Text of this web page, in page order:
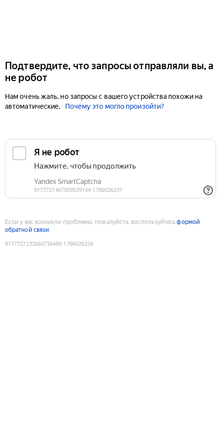
Подтвердите, что запросы отправляли вы, а
не робот
Нам очень жаль, но запросы с вашего устройства похожи на
автоматические.
Почему это могло произойти?
Если у вас возникли проблемы, пожалуйста, воспользуйтесьформой
обратной связи
9177727232660736480:1786026234